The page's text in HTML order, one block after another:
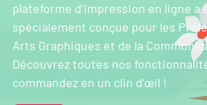
plateforme d’impression en ligne a
spécialement conçue pour les
Arts Graphiques et de la
Découvrez toutes nos
commandez en un clin d’œil !